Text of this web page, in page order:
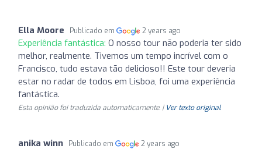
Ella Moore Publicado em 2 years ago
Experiência fantástica: O nosso tour não poderia ter sido
melhor, realmente. Tivemos um tempo incrível com o
Francisco, tudo estava tão delicioso!! Este tour deveria
estar no radar de todos em Lisboa, foi uma experiência
fantástica.
Esta opinião foi traduzida automaticamente. | Ver texto original
anika winn Publicado em 2 years ago